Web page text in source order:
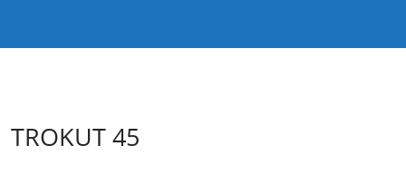
TROKUT 45